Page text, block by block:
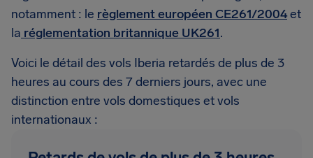
notamment : le règlement européen CE261/2004et
la réglementation britannique UK261.
Voici le détail des vols Iberia retardés de plus de 3
heures au cours des 7 derniers jours, avec une
distinction entre vols domestiques et vols
internationaux :